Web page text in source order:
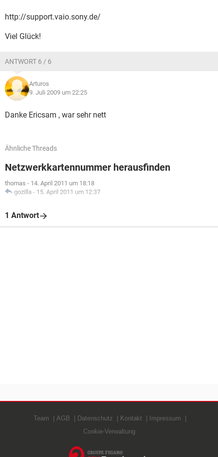
http://support.vaio.sony.de/
Viel Glück!
ANTWORT 6 / 6
Arturos
9. Juli 2009 um 22:25
Danke Ericsam , war sehr nett
Ähnliche Threads
Netzwerkkartennummer herausfinden
thomas - 14. April 2011 um 18:18
gozilla - 15. April 2011 um 12:37
1 Antwort
Team AGB Datenschutz Kontakt
Impressum
Cookie-Verwaltung